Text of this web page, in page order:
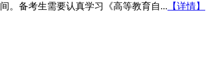
。备考生需要认真学习《高等教育自... 【详情】